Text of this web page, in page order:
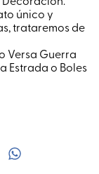
único y
trataremos de
Versa Guerra
Estrada o Boles